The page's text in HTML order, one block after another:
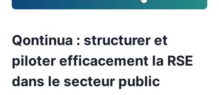
Qontinua : structurer et
piloter efficacement la RSE
dans le secteur public